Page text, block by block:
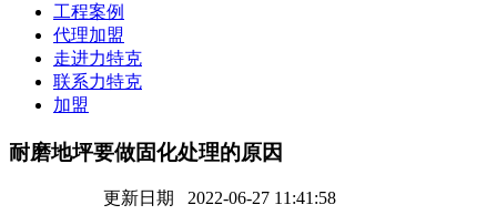
工程案例
代理加盟
走进力特克
联系力特克
加盟
耐磨地坪要做固化处理的原因
更新日期 2022-06-27 11:41:58